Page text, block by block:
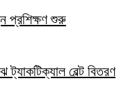
প্রশিক্ষণ শুরু
বেল্ট বিতরণ